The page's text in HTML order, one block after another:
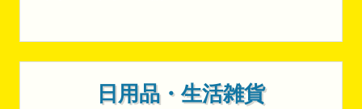
日用品・生活雑貨